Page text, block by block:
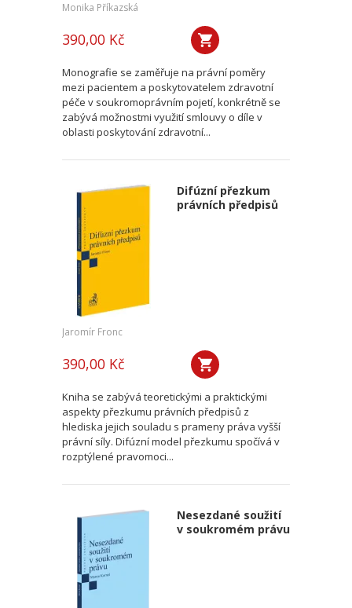
Monika Příkazská
390,00 Kč
Monografie se zaměřuje na právní poměry
mezi pacientem a poskytovatelem zdravotní
péče v soukromoprávním pojetí, konkrétně se
zabývá možnostmi využití smlouvy o díle v
oblasti poskytování zdravotní...
Difúzní přezkum
právních předpisů
Jaromír Fronc
390,00 Kč
Kniha se zabývá teoretickými a praktickými
aspekty přezkumu právních předpisů z
hlediska jejich souladu s prameny práva vyšší
právní síly. Difúzní model přezkumu spočívá v
rozptýlené pravomoci...
Nesezdané soužití
v soukromém právu